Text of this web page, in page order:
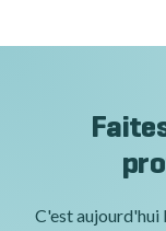
C'est aujourd'hui